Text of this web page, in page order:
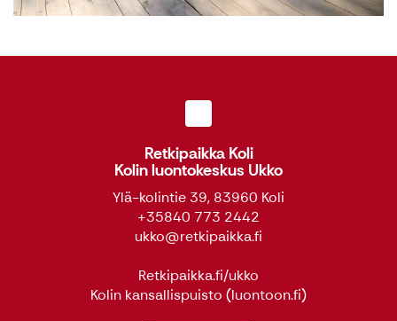
Retkipaikka Koli
Kolin luontokeskus Ukko
Ylä-kolintie 39, 83960 Koli
+35840 773 2442
ukko@retkipaikka.fi
Retkipaikka.fi/ukko
Kolin kansallispuisto (luontoon.fi)